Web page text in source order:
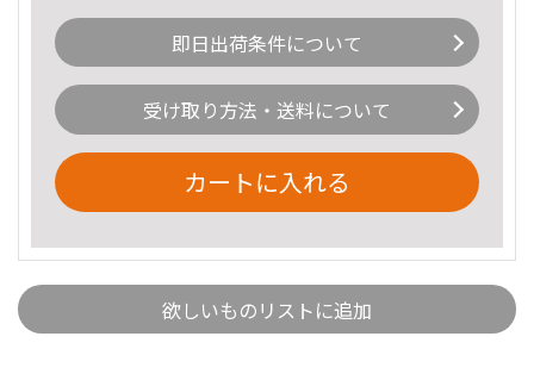
即日出荷条件について
受け取り方法・送料について
カートに入れる
欲しいものリストに追加